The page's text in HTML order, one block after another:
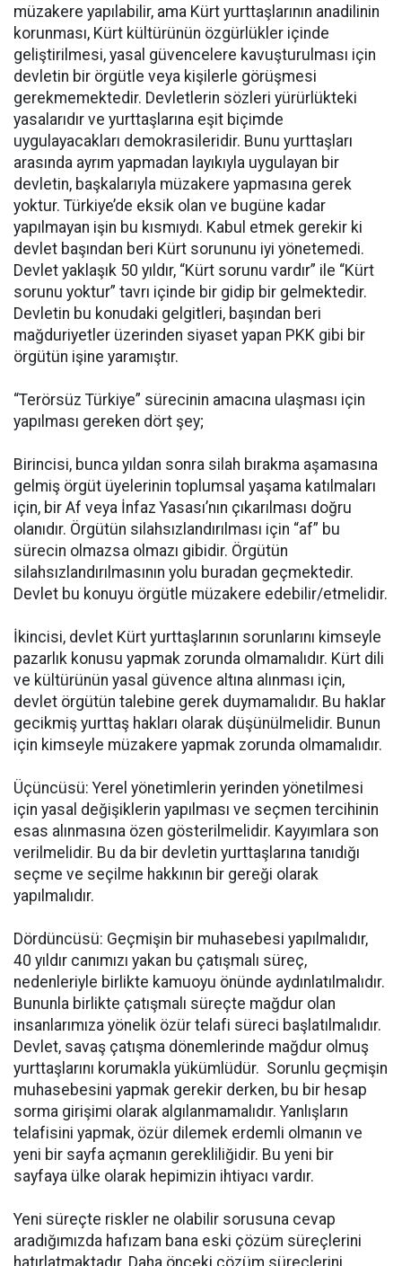
müzakere yapılabilir, ama Kürt yurttaşlarının anadilinin
korunması, Kürt kültürünün özgürlükler içinde
geliştirilmesi, yasal güvencelere kavuşturulması için
devletin bir örgütle veya kişilerle görüşmesi
gerekmemektedir. Devletlerin sözleri yürürlükteki
yasalarıdır ve yurttaşlarına eşit biçimde
uygulayacakları demokrasileridir. Bunu yurttaşları
arasında ayrım yapmadan layıkıyla uygulayan bir
devletin, başkalarıyla müzakere yapmasına gerek
yoktur. Türkiye’de eksik olan ve bugüne kadar
yapılmayan işin bu kısmıydı. Kabul etmek gerekir ki
devlet başından beri Kürt sorununu iyi yönetemedi.
Devlet yaklaşık 50 yıldır, “Kürt sorunu vardır” ile “Kürt
sorunu yoktur” tavrı içinde bir gidip bir gelmektedir.
Devletin bu konudaki gelgitleri, başından beri
mağduriyetler üzerinden siyaset yapan PKK gibi bir
örgütün işine yaramıştır.
“Terörsüz Türkiye” sürecinin amacına ulaşması için
yapılması gereken dört şey;
Birincisi, bunca yıldan sonra silah bırakma aşamasına
gelmiş örgüt üyelerinin toplumsal yaşama katılmaları
için, bir Af veya İnfaz Yasası’nın çıkarılması doğru
olanıdır. Örgütün silahsızlandırılması için “af” bu
sürecin olmazsa olmazı gibidir. Örgütün
silahsızlandırılmasının yolu buradan geçmektedir.
Devlet bu konuyu örgütle müzakere edebilir/etmelidir.
İkincisi, devlet Kürt yurttaşlarının sorunlarını kimseyle
pazarlık konusu yapmak zorunda olmamalıdır. Kürt dili
ve kültürünün yasal güvence altına alınması için,
devlet örgütün talebine gerek duymamalıdır. Bu haklar
gecikmiş yurttaş hakları olarak düşünülmelidir. Bunun
için kimseyle müzakere yapmak zorunda olmamalıdır.
Üçüncüsü: Yerel yönetimlerin yerinden yönetilmesi
için yasal değişiklerin yapılması ve seçmen tercihinin
esas alınmasına özen gösterilmelidir. Kayyımlara son
verilmelidir. Bu da bir devletin yurttaşlarına tanıdığı
seçme ve seçilme hakkının bir gereği olarak
yapılmalıdır.
Dördüncüsü: Geçmişin bir muhasebesi yapılmalıdır,
40 yıldır canımızı yakan bu çatışmalı süreç,
nedenleriyle birlikte kamuoyu önünde aydınlatılmalıdır.
Bununla birlikte çatışmalı süreçte mağdur olan
insanlarımıza yönelik özür telafi süreci başlatılmalıdır.
Devlet, savaş çatışma dönemlerinde mağdur olmuş
yurttaşlarını korumakla yükümlüdür. Sorunlu geçmişin
muhasebesini yapmak gerekir derken, bu bir hesap
sorma girişimi olarak algılanmamalıdır. Yanlışların
telafisini yapmak, özür dilemek erdemli olmanın ve
yeni bir sayfa açmanın gerekliliğidir. Bu yeni bir
sayfaya ülke olarak hepimizin ihtiyacı vardır.
Yeni süreçte riskler ne olabilir sorusuna cevap
aradığımızda hafızam bana eski çözüm süreçlerini
hatırlatmaktadır. Daha önceki çözüm süreçlerini